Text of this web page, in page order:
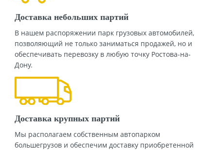
Доставка небольших партий
В нашем распоряжении парк грузовых автомобилей,
позволяющий не только заниматься продажей, но и
обеспечивать перевозку в любую точку Ростова-на-
Дону.
Доставка крупных партий
Мы располагаем собственным автопарком
большегрузов и обеспечим доставку приобретенной